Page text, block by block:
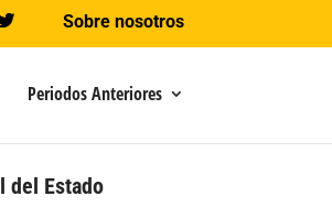
Sobre nosotros
Periodos Anteriores
del Estado